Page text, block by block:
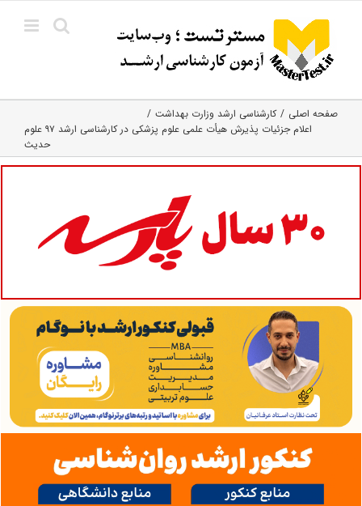
content
صفحه اصلی
کارشناسی ارشد وزارت بهداشت
اعلام جزئیات پذیرش هیأت علمی علوم پزشکی در کارشناسی ارشد ۹۷ علوم
حدیث